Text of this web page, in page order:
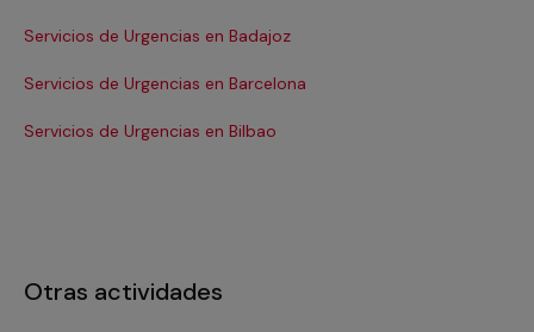
Servicios de Urgencias en Badajoz
Servicios de Urgencias en Barcelona
Servicios de Urgencias en Bilbao
Otras actividades